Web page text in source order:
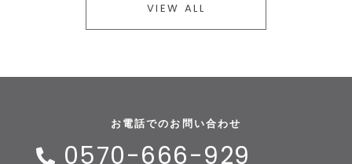
VIEW ALL
お電話でのお問い合わせ
0570-666-929